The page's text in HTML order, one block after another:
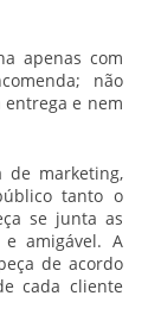
apenas com
não
entrega e nem
de marketing,
tanto o
se junta as
amigável. A
de acordo
cada cliente